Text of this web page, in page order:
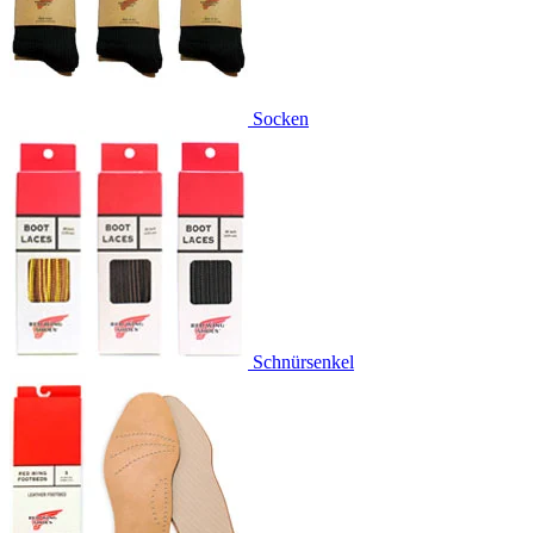
Socken
Schnürsenkel